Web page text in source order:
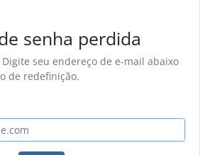
senha perdida
Digite seu endereço de e-mail abaixo
de redefinição.